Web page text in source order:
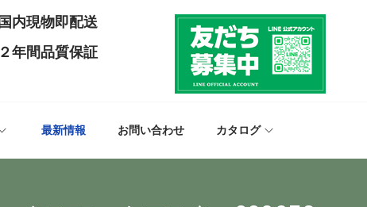
内現物即配送
年間品質保証
最新情報 お問い合わせ カタログ